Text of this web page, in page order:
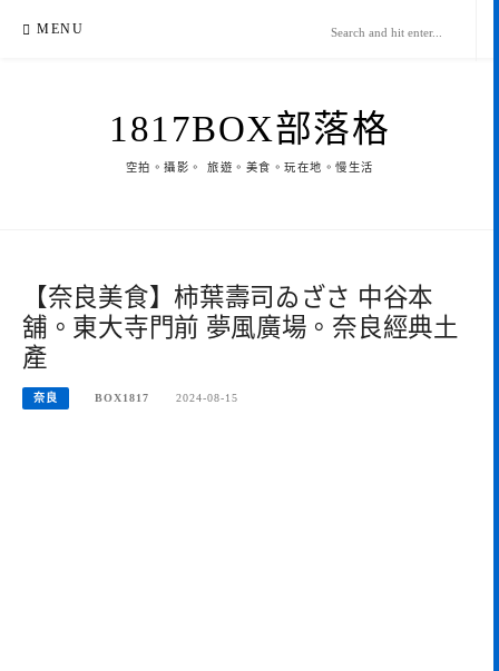
MENU
1817BOX部落格
空拍。攝影。 旅遊。美食。玩在地。慢生活
【奈良美食】柿葉壽司ゐざさ 中谷本
舖。東大寺門前 夢風廣場。奈良經典土
產
奈良 BOX1817 2024-08-15